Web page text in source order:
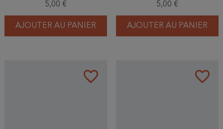
5,00 €
AJOUTER AU PANIER
5,00 €
AJOUTER AU PANIER
favorite_border favorite_border